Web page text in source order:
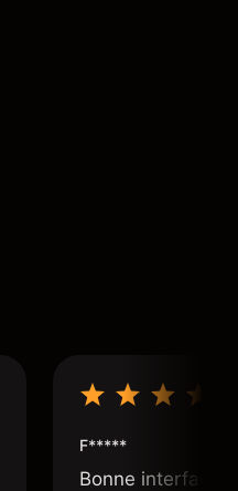
F*****
Bonne interface